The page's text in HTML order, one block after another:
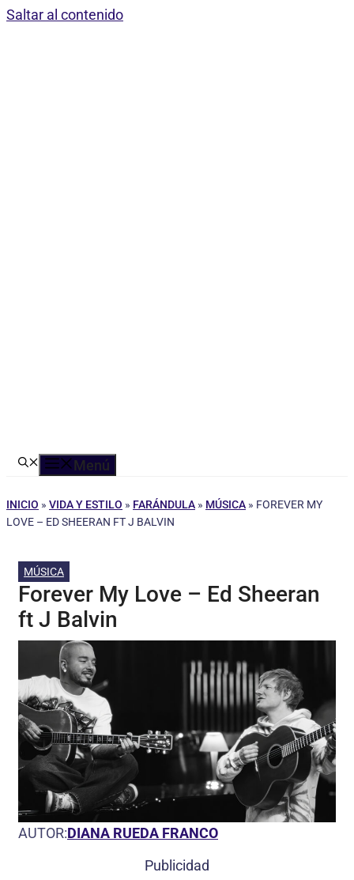
Saltar al contenido
Menú
INICIO » VIDA Y ESTILO » FARÁNDULA » MÚSICA » FOREVER MY
LOVE – ED SHEERAN FT J BALVIN
MÚSICA
Forever My Love – Ed Sheeran
ft J Balvin
AUTOR:DIANA RUEDA FRANCO
Publicidad